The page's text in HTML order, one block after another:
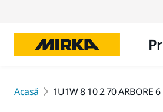
Acasă 1U1W 8 10 2 70 ARBORE